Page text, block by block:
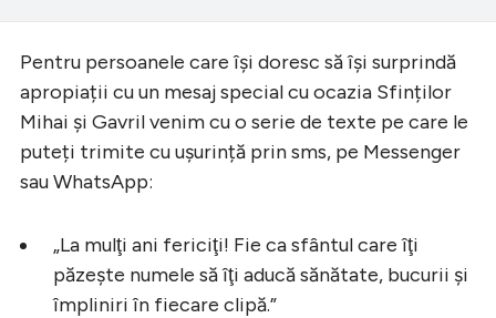
Pentru persoanele care își doresc să își surprindă
apropiații cu un mesaj special cu ocazia Sfinților
Mihai și Gavril venim cu o serie de texte pe care le
puteți trimite cu ușurință prin sms, pe Messenger
sau WhatsApp:
„La mulţi ani fericiţi! Fie ca sfântul care îţi
păzeşte numele să îţi aducă sănătate, bucurii şi
împliniri în fiecare clipă.”